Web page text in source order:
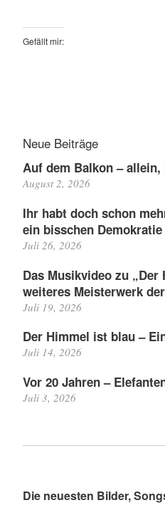
Gefällt mir:
Neue Beiträge
Auf dem Balkon –
August 2, 2026
Ihr habt doch schon
ein bisschen Demokratie
Juli 26, 2026
Das Musikvideo zu
weiteres Meisterwerk
Juli 19, 2026
Der Himmel ist blau –
Juli 14, 2026
Vor 20 Jahren –
Juli 3, 2026
Die neuesten Bilder,